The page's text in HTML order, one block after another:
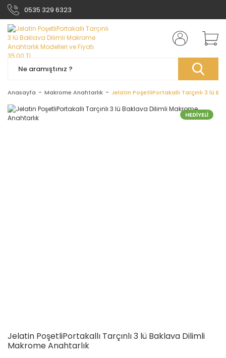
0535 329 6323
Anasayfa Makrome Anahtarlık Jelatin PoşetliPortakallı Tarçınlı 3 lü
HEDİYELİ
Jelatin PoşetliPortakallı Tarçınlı 3 lü Baklava Dilimli
Makrome Anahtarlık